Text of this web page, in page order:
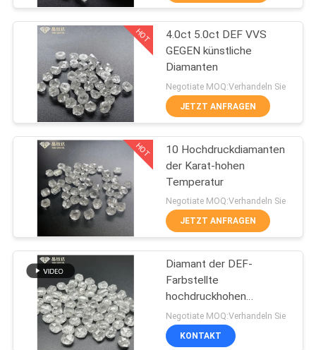
TRETEN
UNS
VERBINDUNG
NACHRICHTEN
SITEMAP
PRIVACY
POLICY
Gewachsene
Diamanten HPHT
Labor
Gewachsene
Diamanten CVD
Labor
44
HOT
4.0ct 5.0ct DEF VVS
GEGEN künstliche
Diamanten
Negotiate MOQ:Verhandeln Sie
JETZT ANFRAGEN
HOT
10 Hochdruckdiamanten
der Karat-hohen
Temperatur
Negotiate MOQ:Verhandeln Sie
JETZT ANFRAGEN
Diamant der DEF-
Farbstellte
hochdruckhohen
temperatur GEGEN SI
Labor Diamanten her
Negotiate MOQ:Verhandeln Sie
KONTAKT